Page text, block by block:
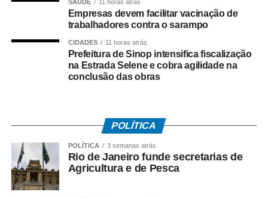
que contam com profissional farmacêutico, como as
UBSs de Caramujo, Santos Dumont, Vista Alegre,
Postão. “Nosso objetivo é aproximar os serviços de
saúde da população e garantir que os medicamentos
cheguem a quem precisa, com orientação adequada,
O secretário ressaltou ainda que a presença do
profissional farmacêutico nas unidades contribui para o
acompanhamento dos pacientes, especialmente
daqueles que utilizam medicamentos de uso contínuo ou
sujeitos a controle especial. “A assistência farmacêutica
vai além da entrega dos medicamentos. Ela permite
SAÚDE 11 horas atrás
Empresas devem facilitar vacinação de
trabalhadores contra o sarampo
CIDADES 11 horas atrás
Prefeitura de Sinop intensifica fiscalização
na Estrada Selene e cobra agilidade na
conclusão das obras
POLÍTICA
POLÍTICA 3 semanas atrás
Rio de Janeiro funde secretarias de
Agricultura e de Pesca